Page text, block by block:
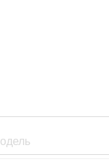
одель